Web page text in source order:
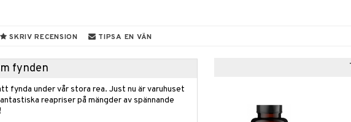
SKRIV RECENSION TIPSA EN VÄN
fynden
fynda under vår stora rea. Just nu är varuhuset
reapriser på mängder av spännande